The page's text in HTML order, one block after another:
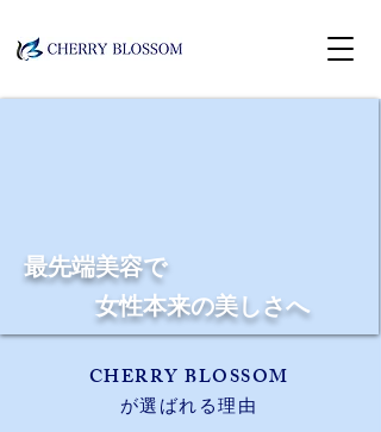
最先端美容で
​ 女性本来の美しさへ
CHERRY BLOSSOM
が選ばれる理由